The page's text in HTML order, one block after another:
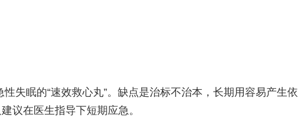
眠的“速效救心丸”。缺点是治标不治本，长期用容易产生依
议在医生指导下短期应急。